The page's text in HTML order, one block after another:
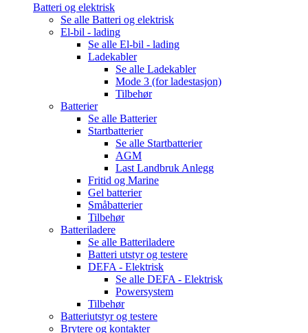
Batteri og elektrisk
Se alle Batteri og elektrisk
El-bil - lading
Se alle El-bil - lading
Ladekabler
Se alle Ladekabler
Mode 3 (for ladestasjon)
Tilbehør
Batterier
Se alle Batterier
Startbatterier
Se alle Startbatterier
AGM
Last Landbruk Anlegg
Fritid og Marine
Gel batterier
Småbatterier
Tilbehør
Batteriladere
Se alle Batteriladere
Batteri utstyr og testere
DEFA - Elektrisk
Se alle DEFA - Elektrisk
Powersystem
Tilbehør
Batteriutstyr og testere
Brytere og kontakter